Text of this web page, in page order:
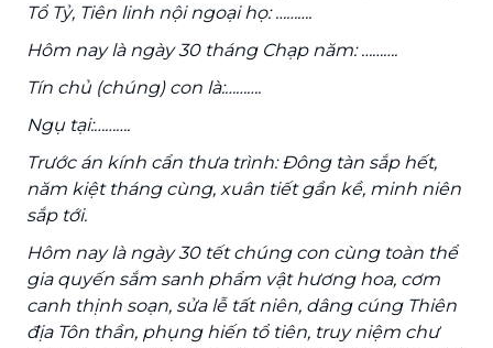
Tổ Tỷ, Tiên linh nội ngoại họ: ……….
Hôm nay là ngày 30 tháng Chạp năm: ……….
Tín chủ (chúng) con là:……….
Ngụ tại:……….
Trước án kính cẩn thưa trình: Đông tàn sắp hết,
năm kiệt tháng cùng, xuân tiết gần kề, minh niên
sắp tới.
Hôm nay là ngày 30 tết chúng con cùng toàn thể
gia quyến sắm sanh phẩm vật hương hoa, cơm
canh thịnh soạn, sửa lễ tất niên, dâng cúng Thiên
địa Tôn thần, phụng hiến tổ tiên, truy niệm chư